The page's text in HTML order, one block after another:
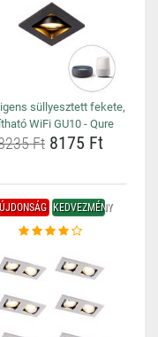
süllyesztett fekete,
WiFi GU10 - Qure
Ft 8175 Ft
ÚJDONSÁG KEDVEZMÉNY